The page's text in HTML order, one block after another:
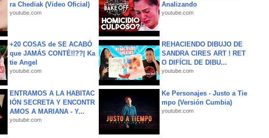
ra Chediak (Video Oficial)
youtube.com
Analizando
youtube.com
+20 COSAS de SE ACABÓ
que JAMÁS CONTÉ!!??| Ka
tie Angel
youtube.com
REHACIENDO DIBUJO DE
SANDRA CIRES ART ! RET
O DIFÍCIL DE DIBU...
youtube.com
ENTRAMOS A LA HABITAC
IÓN SECRETA Y ENCONTR
AMOS A MARIANA - Y...
youtube.com
Ke Personajes - Justo a Tie
mpo (Versión Cumbia)
youtube.com